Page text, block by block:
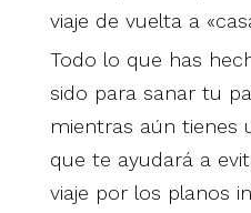
viaje de vuelta a
Todo lo que has
sido para sanar tu
mientras aún tienes
que te ayudará a
viaje por los planos